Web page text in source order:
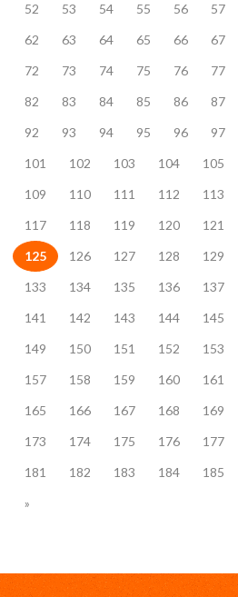
52
53 54 55 56 57
62
63 64 65 66 67
72
73 74 75 76 77
82
83 84 85 86 87
92
93 94 95 96 97
101
102 103 104 105
109
110 111 112 113
117
118 119 120 121
125
126 127 128 129
133
134 135 136 137
141
142 143 144 145
149
150 151 152 153
157
158 159 160 161
165
166 167 168 169
173
174 175 176 177
181
182 183 184 185
»